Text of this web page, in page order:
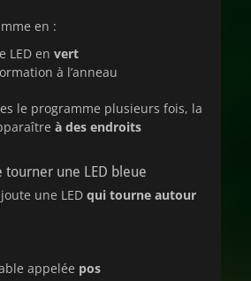
en :
LED en vert
à l’anneau
le programme plusieurs fois, la
à des endroits
une LED bleue
une LED qui tourne autour
appelée pos